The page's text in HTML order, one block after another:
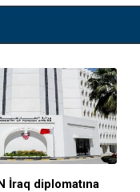
İraq diplomatına